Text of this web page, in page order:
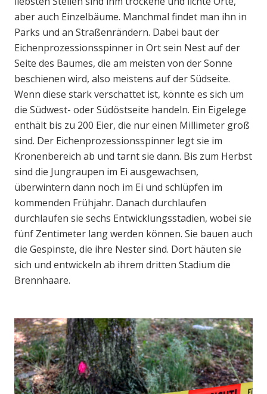
aber auch Einzelbäume. Manchmal findet man ihn in
Parks und an Straßenrändern. Dabei baut der
Eichenprozessionsspinner in Ort sein Nest auf der
Seite des Baumes, die am meisten von der Sonne
beschienen wird, also meistens auf der Südseite.
Wenn diese stark verschattet ist, könnte es sich um
die Südwest- oder Südöstseite handeln. Ein Eigelege
enthält bis zu 200 Eier, die nur einen Millimeter groß
sind. Der Eichenprozessionsspinner legt sie im
Kronenbereich ab und tarnt sie dann. Bis zum Herbst
sind die Jungraupen im Ei ausgewachsen,
überwintern dann noch im Ei und schlüpfen im
kommenden Frühjahr. Danach durchlaufen
durchlaufen sie sechs Entwicklungsstadien, wobei sie
fünf Zentimeter lang werden können. Sie bauen auch
die Gespinste, die ihre Nester sind. Dort häuten sie
sich und entwickeln ab ihrem dritten Stadium die
Brennhaare.